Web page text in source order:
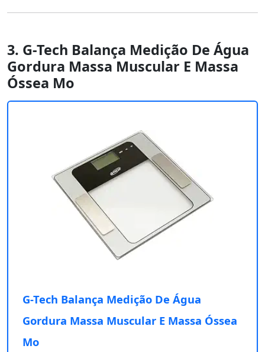
3. G-Tech Balança Medição De Água
Gordura Massa Muscular E Massa
Óssea Mo
G-Tech Balança Medição De Água
Gordura Massa Muscular E Massa Óssea
Mo